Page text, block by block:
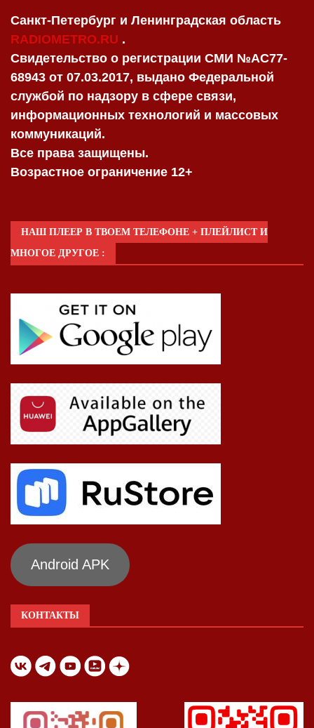
Санкт-Петербург и Ленинградская область
RADIOMETRO.RU .
Свидетельство о регистрации СМИ №AC77-
68943 от 07.03.2017, выдано Федеральной
службой по надзору в сфере связи,
информационных технологий и массовых
коммуникаций.
Все права защищены.
Возрастное ограничение 12+
НАШ ПЛЕЕР В ТВОЕМ ТЕЛЕФОНЕ + ПЛЕЙЛИСТ И
МНОГОЕ ДРУГОЕ :
Android APK
КОНТАКТЫ